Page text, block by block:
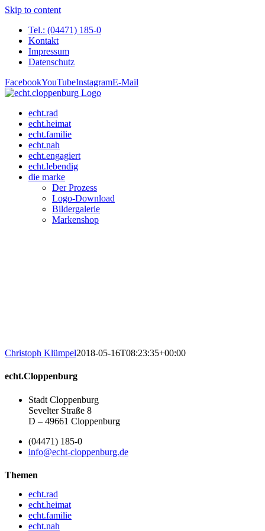
Skip to content
Tel.: (04471) 185-0
Kontakt
Impressum
Datenschutz
FacebookYouTubeInstagramE-Mail
echt.rad
echt.heimat
echt.familie
echt.nah
echt.engagiert
echt.lebendig
die marke
Der Prozess
Logo-Download
Bildergalerie
Markenshop
Christoph Klümpel2018-05-16T08:23:35+00:00
echt.Cloppenburg
Stadt Cloppenburg
Sevelter Straße 8
D – 49661 Cloppenburg
(04471) 185-0
info@echt-cloppenburg.de
Themen
echt.rad
echt.heimat
echt.familie
echt.nah